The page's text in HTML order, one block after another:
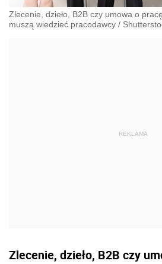
Zlecenie, dzieło, B2B czy umowa o
muszą wiedzieć pracodawcy /
Zlecenie, dzieło, B2B czy